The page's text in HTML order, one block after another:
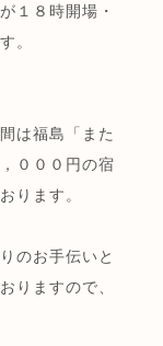
１８時開場・
。
は福島「また
０００円の宿
ります。
のお手伝いと
りますので、